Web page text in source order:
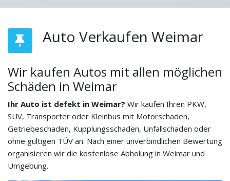
Auto Verkaufen Weimar
Wir kaufen Autos mit allen möglichen
Schäden in Weimar
Ihr Auto ist defekt in Weimar? Wir kaufen Ihren PKW,
SUV, Transporter oder Kleinbus mit Motorschaden,
Getriebeschaden, Kupplungsschaden, Unfallschaden oder
ohne gültigen TÜV an. Nach einer unverbindlichen Bewertung
organisieren wir die kostenlose Abholung in Weimar und
Umgebung.